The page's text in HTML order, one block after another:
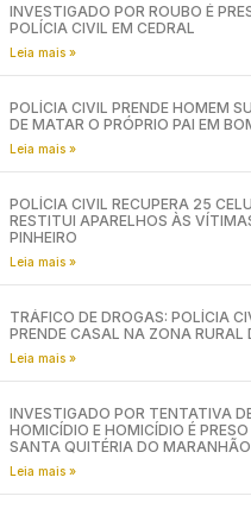
INVESTIGADO POR ROUBO É
POLÍCIA CIVIL EM CEDRAL
Leia mais »
POLÍCIA CIVIL PRENDE HOMEM
DE MATAR O PRÓPRIO PAI EM
Leia mais »
POLÍCIA CIVIL RECUPERA 25
RESTITUI APARELHOS ÀS
PINHEIRO
Leia mais »
TRÁFICO DE DROGAS: POLÍCIA
PRENDE CASAL NA ZONA RURAL
Leia mais »
INVESTIGADO POR TENTATIVA
HOMICÍDIO E HOMICÍDIO É PRESO
SANTA QUITÉRIA DO MARANHÃO
Leia mais »